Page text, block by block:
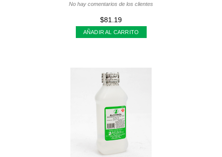
No hay comentarios de los clientes
$81.19
AÑADIR AL CARRITO